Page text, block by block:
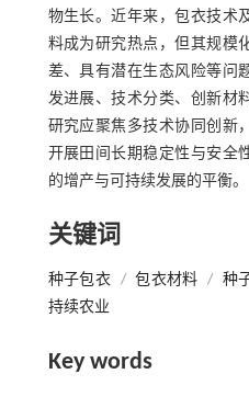
物生长。近年来，包衣技术
料成为研究热点，但其规模
差、具有潜在生态风险等问
发进展、技术分类、创新材
研究应聚焦多技术协同创新
开展田间长期稳定性与安全
的增产与可持续发展的平衡。
关键词
种子包衣 / 包衣材料 / 种
持续农业
Key words